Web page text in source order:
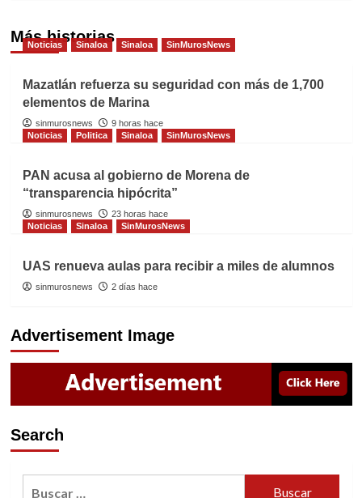
Más historias
Noticias Sinaloa Sinaloa SinMurosNews
Mazatlán refuerza su seguridad con más de 1,700
elementos de Marina
sinmurosnews
9 horas hace
Noticias
Politica Sinaloa SinMurosNews
PAN acusa al gobierno de Morena de
“transparencia hipócrita”
sinmurosnews
23 horas hace
Noticias
Sinaloa SinMurosNews
UAS renueva aulas para recibir a miles de alumnos
sinmurosnews 2 días hace
Advertisement Image
Search